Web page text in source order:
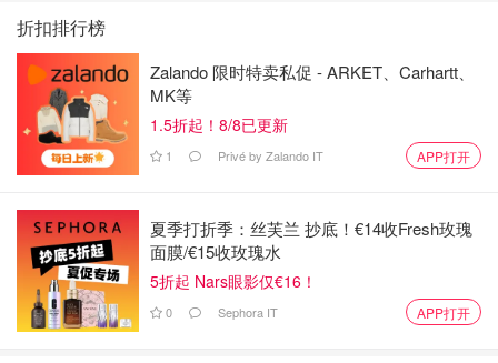
雪上加霜的是，AI黑客技术也在突破。本周，AI公司
Anthropic甚至因为其新模型“Claude Mythos”查找漏洞的能
力太强、太危险，而拒绝向公众发布，并联合谷歌、微软启
动了紧急防御项目。
2029年听起来还远，但对网络安全来说，已是迫在眉睫。
你的数字生活，准备好迎接这场量子风暴了吗？
DealmoonAu2
折扣排行榜
Zalando 限时特卖私促 - ARKET、Carhartt、
MK等
1.5折起！8/8已更新
1 Privé by Zalando IT APP打开
夏季打折季：丝芙兰 抄底！€14收Fresh玫瑰
面膜/€15收玫瑰水
5折起 Nars眼影仅€16！
0 Sephora IT APP打开